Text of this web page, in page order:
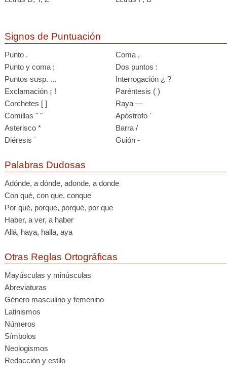
Signos de Puntuación
Punto .
Coma ,
Punto y coma ;
Dos puntos :
Puntos susp. ...
Interrogación ¿ ?
Exclamación ¡ !
Paréntesis ( )
Corchetes [ ]
Raya —
Comillas " "
Apóstrofo '
Asterisco *
Barra /
Diéresis ¨
Guión -
Palabras Dudosas
Adónde, a dónde, adonde, a donde
Con qué, con que, conque
Por qué, porque, porqué, por que
Haber, a ver, a haber
Allá, haya, halla, aya
Otras Reglas Ortográficas
Mayúsculas y minúsculas
Abreviaturas
Género masculino y femenino
Latinismos
Números
Símbolos
Neologismos
Redacción y estilo